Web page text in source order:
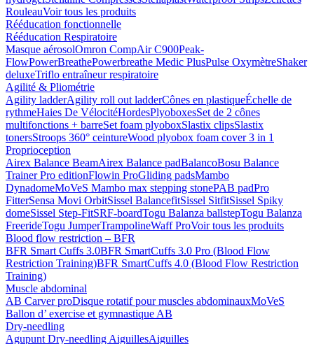
RouleauVoir tous les produits
Rééducation fonctionnelle
Rééducation Respiratoire
Masque aérosolOmron CompAir C900Peak-
FlowPowerBreathePowerbreathe Medic PlusPulse OxymètreShaker
deluxeTriflo entraîneur respiratoire
Agilité & Pliométrie
Agility ladderAgility roll out ladderCônes en plastiqueÉchelle de
rythmeHaies De VélocitéHordesPlyoboxesSet de 2 cônes
multifonctions + barreSet foam plyoboxSlastix clipsSlastix
tonersStroops 360° ceintureWood plyobox foam cover 3 in 1
Proprioception
Airex Balance BeamAirex Balance padBalancoBosu Balance
Trainer Pro editionFlowin ProGliding padsMambo
DynadomeMoVeS Mambo max stepping stonePAB padPro
FitterSensa Movi OrbitSissel BalancefitSissel SitfitSissel Spiky
domeSissel Step-FitSRF-boardTogu Balanza ballstepTogu Balanza
FreerideTogu JumperTrampolineWaff ProVoir tous les produits
Blood flow restriction – BFR
BFR Smart Cuffs 3.0BFR SmartCuffs 3.0 Pro (Blood Flow
Restriction Training)BFR SmartCuffs 4.0 (Blood Flow Restriction
Training)
Muscle abdominal
AB Carver proDisque rotatif pour muscles abdominauxMoVeS
Ballon d’ exercise et gymnastique AB
Dry-needling
Agupunt Dry-needling AiguillesAiguilles